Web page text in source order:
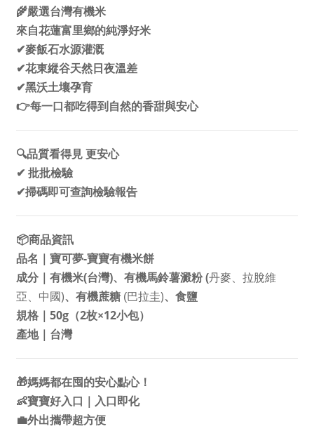
🌾嚴選台灣有機米
來自花蓮富里鄉的純淨好米
✔麥飯石水源灌溉
✔花東縱谷天然日夜溫差
✔黑沃土壤孕育
👉每一口都吃得到自然的香甜與安心
🔍品質看得見 更安心
✔ 批批檢驗
✔掃碼即可查詢檢驗報告
📦商品資訊
品名｜寶可夢-寶寶有機米餅
成分｜有機米(台灣)、有機馬鈴薯澱粉(丹麥、拉脫維
亞、中國)、有機蔗糖 (巴拉圭)、食鹽
規格｜ 50g （2枚×12小包）
產地｜台灣
🎁媽媽都在囤的安心點心！
👶寶寶好入口｜入口即化
💼外出攜帶超方便